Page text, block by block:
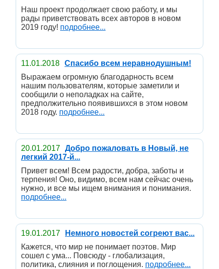
Наш проект продолжает свою работу, и мы
рады приветствовать всех авторов в новом
2019 году! подробнее...
11.01.2018 Спасибо всем неравнодушным!
Выражаем огромную благодарность всем
нашим пользователям, которые заметили и
сообщили о неполадках на сайте,
предполжительно появившихся в этом новом
2018 году. подробнее...
20.01.2017 Добро пожаловать в Новый, не
легкий 2017-й...
Привет всем! Всем радости, добра, заботы и
терпения! Оно, видимо, всем нам сейчас очень
нужно, и все мы ищем внимания и понимания.
подробнее...
19.01.2017
Немного новостей согреют вас...
Кажется, что мир не понимает поэтов. Мир
сошел с ума... Повсюду - глобализация,
политика, слияния и поглощения. подробнее...